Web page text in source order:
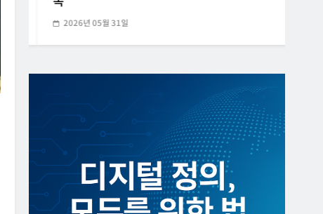
2026년 05월 31일